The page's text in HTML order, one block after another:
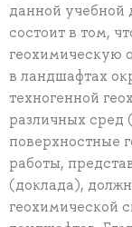
данной учебной
состоит в том,
геохимическую
в ландшафтах
техногенной
различных сред
поверхностные
работы,
(доклада),
геохимической